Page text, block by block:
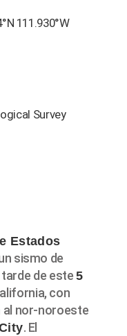
111.930°W
Survey
Estados
sismo de
de este5
con
al nor-noroeste
. El